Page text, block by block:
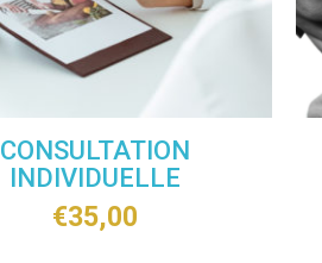
CONSULTATION
INDIVIDUELLE
€35,00